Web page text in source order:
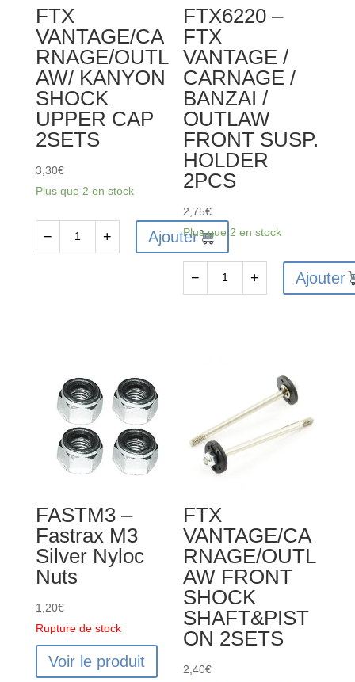
FTX
VANTAGE/CA
RNAGE/OUTL
AW/ KANYON
SHOCK
UPPER CAP
2SETS
3,30€
Plus que 2 en stock
2SETS
− + Ajouter
FTX6220 –
FTX
VANTAGE /
CARNAGE /
BANZAI /
OUTLAW
FRONT SUSP.
HOLDER
2PCS
2,75€
Plus que 2 en stock
CARNAGE
BANZAI
OUTLAW
FRONT
SUSP.
HOLDER
2PCS
− + Ajouter
FASTM3 –
Fastrax M3
Silver Nyloc
Nuts
1,20€
Rupture de stock
Voir le produit
FTX
VANTAGE/CA
RNAGE/OUTL
AW FRONT
SHOCK
SHAFT&PIST
ON 2SETS
2,40€